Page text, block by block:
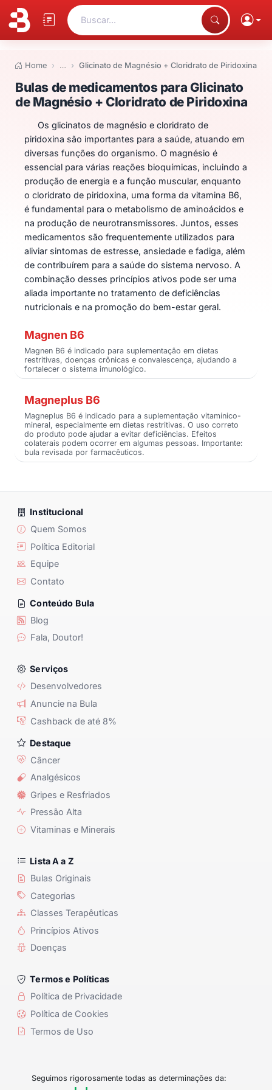
Buscar...
Home … Glicinato de Magnésio + Cloridrato de Piridoxina
Bulas de medicamentos para
Bulas de medicamentos para Glicinato
de Magnésio + Cloridrato de Piridoxina
Os glicinatos de magnésio e cloridrato de
piridoxina são importantes para a saúde, atuando em
diversas funções do organismo. O magnésio é
essencial para várias reações bioquímicas, incluindo a
produção de energia e a função muscular, enquanto
o cloridrato de piridoxina, uma forma da vitamina B6,
é fundamental para o metabolismo de aminoácidos e
na produção de neurotransmissores. Juntos, esses
medicamentos são frequentemente utilizados para
aliviar sintomas de estresse, ansiedade e fadiga, além
de contribuírem para a saúde do sistema nervoso. A
combinação desses princípios ativos pode ser uma
aliada importante no tratamento de deficiências
nutricionais e na promoção do bem-estar geral.
Magnen B6
Magnen B6 é indicado para suplementação em dietas
restritivas, doenças crônicas e convalescença, ajudando a
fortalecer o sistema imunológico.
Magneplus B6
Magneplus B6 é indicado para a suplementação vitamínico-
mineral, especialmente em dietas restritivas. O uso correto
do produto pode ajudar a evitar deficiências. Efeitos
colaterais podem ocorrer em algumas pessoas. Importante:
bula revisada por farmacêuticos.
Institucional
Quem Somos
Política Editorial
Equipe
Contato
Conteúdo Bula
Blog
Fala, Doutor!
Serviços
Desenvolvedores
Anuncie na Bula
Cashback de até 8%
Destaque
Câncer
Analgésicos
Gripes e Resfriados
Pressão Alta
Vitaminas e Minerais
Lista A a Z
Bulas Originais
Categorias
Classes Terapêuticas
Princípios Ativos
Doenças
Termos e Políticas
Política de Privacidade
Política de Cookies
Termos de Uso
Seguimos rigorosamente todas as determinações da: